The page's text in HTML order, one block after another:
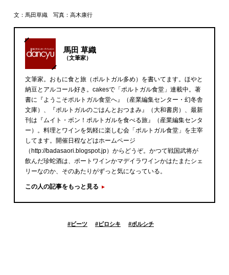
文：馬田草織 写真：高木康行
馬田 草織
（文筆家）
文筆家。おもに食と旅（ポルトガル多め）を書いてます。ほやと
納豆とアルコール好き。cakesで「ポルトガル食堂」連載中。著
書に『ようこそポルトガル食堂へ』（産業編集センター・幻冬舎
文庫）、『ポルトガルのごはんとおつまみ』（大和書房）、最新
刊は『ムイト・ボン！ポルトガルを食べる旅』（産業編集センタ
ー）。料理とワインを気軽に楽しむ会「ポルトガル食堂」を主宰
してます。開催日程などはホームページ
（http://badasaori.blogspot.jp）からどうぞ。かつて戦国武将が
飲んだ珍蛇酒は、ポートワインかマデイラワインかはたまたシェ
リーなのか、そのあたりがずっと気になっている。
この人の記事をもっと見る
#ビーツ #ピロシキ #ボルシチ